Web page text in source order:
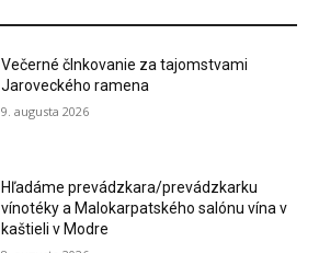
Večerné člnkovanie za tajomstvami
Jaroveckého ramena
9. augusta 2026
Hľadáme prevádzkara/prevádzkarku
vínotéky a Malokarpatského salónu vína v
kaštieli v Modre